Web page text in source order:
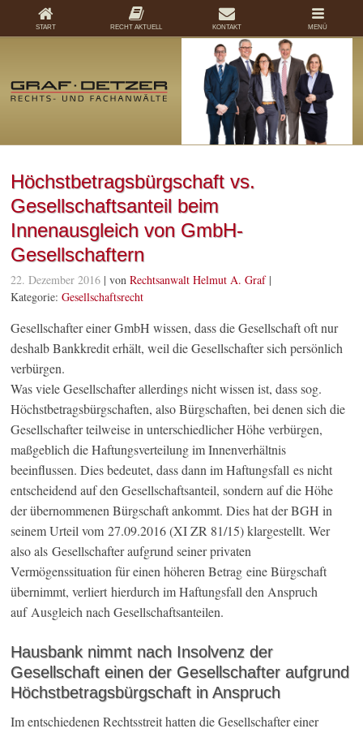
Höchstbetragsbürgschaft vs.
Gesellschaftsanteil beim
Innenausgleich von GmbH-
Gesellschaftern
22. Dezember 2016 | vonRechtsanwalt Helmut A. Graf|
Kategorie:Gesellschaftsrecht
Gesellschafter einer GmbH wissen, dass die Gesellschaft oft nur
deshalb Bankkredit erhält, weil die Gesellschafter sich persönlich
verbürgen.
Was viele Gesellschafter allerdings nicht wissen ist, dass sog.
Höchstbetragsbürgschaften, also Bürgschaften, bei denen sich die
Gesellschafter teilweise in unterschiedlicher Höhe verbürgen,
maßgeblich die Haftungsverteilung im Innenverhältnis
beeinflussen. Dies bedeutet, dass dann im Haftungsfall es nicht
entscheidend auf den Gesellschaftsanteil, sondern auf die Höhe
der übernommenen Bürgschaft ankommt. Dies hat der BGH in
seinem Urteil vom 27.09.2016 (XI ZR 81/15) klargestellt. Wer
also als Gesellschafter aufgrund seiner privaten
Vermögenssituation für einen höheren Betrag eine Bürgschaft
übernimmt, verliert hierdurch im Haftungsfall den Anspruch
auf Ausgleich nach Gesellschaftsanteilen.
Hausbank nimmt nach Insolvenz der
Gesellschaft einen der Gesellschafter aufgrund
Höchstbetragsbürgschaft in Anspruch
Im entschiedenen Rechtsstreit hatten die Gesellschafter einer
START RECHT AKTUELL KONTAKT MENÜ